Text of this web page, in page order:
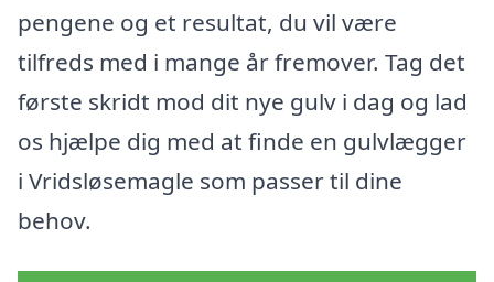
pengene og et resultat, du vil være
tilfreds med i mange år fremover. Tag det
første skridt mod dit nye gulv i dag og lad
os hjælpe dig med at finde en gulvlægger
i Vridsløsemagle som passer til dine
behov.